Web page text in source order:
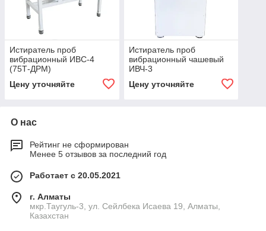
Истиратель проб
вибрационный ИВС-4
(75Т-ДРМ)
Цену уточняйте
Истиратель проб
вибрационный чашевый
ИВЧ-3
Цену уточняйте
О нас
Рейтинг не сформирован
Менее 5 отзывов за последний год
Работает с 20.05.2021
г. Алматы
мкр.Таугуль-3, ул. Сейлбека Исаева 19, Алматы,
Казахстан